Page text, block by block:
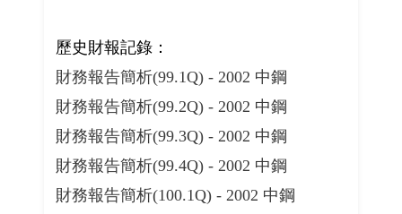
歷史財報記錄：
財務報告簡析(99.1Q) - 2002 中鋼
財務報告簡析(99.2Q) - 2002 中鋼
財務報告簡析(99.3Q) - 2002 中鋼
財務報告簡析(99.4Q) - 2002 中鋼
財務報告簡析(100.1Q) - 2002 中鋼